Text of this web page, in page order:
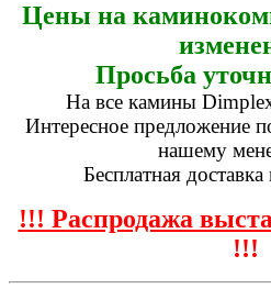
Цены на
Просьба
На все камины
Интересное предложение
нашему
Бесплатная
!!! Распродажа
!!!